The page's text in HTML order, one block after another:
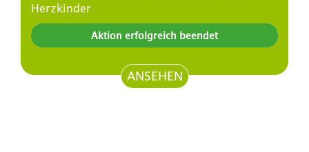
Herzkinder
Aktion erfolgreich beendet
ANSEHEN